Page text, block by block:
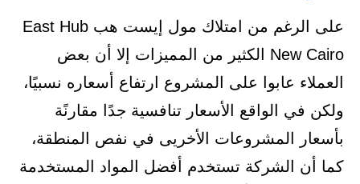
على الرغم من امتلاك مول إيست هب East Hub
New Cairo الكثير من المميزات إلا أن بعض
العملاء عابوا على المشروع ارتفاع أسعاره نسبيًا،
ولكن في الواقع الأسعار تنافسية جدًا مقارنًة
بأسعار المشروعات الأخريى في نفص المنطقة،
كما أن الشركة تستخدم أفضل المواد المستخدمة